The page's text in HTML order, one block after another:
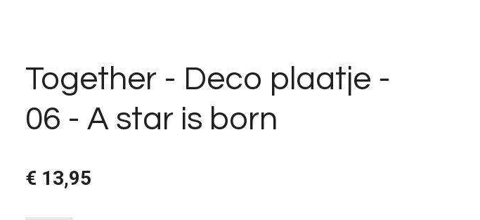
Together - Deco plaatje -
06 - A star is born
€ 13,95